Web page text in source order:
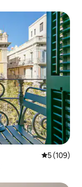
औसत रेटिंग 5
5 (109)